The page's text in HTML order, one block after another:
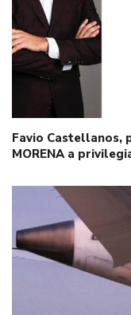
Favio Castellanos,
MORENA a